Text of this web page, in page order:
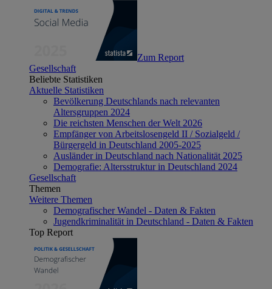
Zum Report
Gesellschaft
Beliebte Statistiken
Aktuelle Statistiken
Bevölkerung Deutschlands nach relevanten
Altersgruppen 2024
Die reichsten Menschen der Welt 2026
Empfänger von Arbeitslosengeld II / Sozialgeld /
Bürgergeld in Deutschland 2005-2025
Ausländer in Deutschland nach Nationalität 2025
Demografie: Altersstruktur in Deutschland 2024
Gesellschaft
Themen
Weitere Themen
Demografischer Wandel - Daten & Fakten
Jugendkriminalität in Deutschland - Daten & Fakten
Top Report